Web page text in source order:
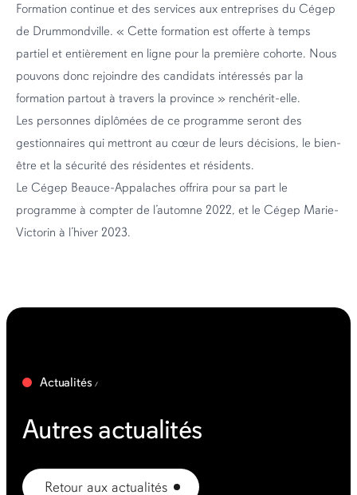
Formation continue et des services aux entreprises du Cégep
de Drummondville. « Cette formation est offerte à temps
partiel et entièrement en ligne pour la première cohorte. Nous
pouvons donc rejoindre des candidats intéressés par la
formation partout à travers la province » renchérit-elle.
Les personnes diplômées de ce programme seront des
gestionnaires qui mettront au cœur de leurs décisions, le bien-
être et la sécurité des résidentes et résidents.
Le Cégep Beauce-Appalaches offrira pour sa part le
programme à compter de l’automne 2022, et le Cégep Marie-
Victorin à l’hiver 2023.
Actualités
Autres actualités
Retour aux actualités